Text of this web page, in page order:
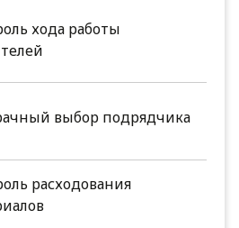
хода работы
выбор подрядчика
расходования